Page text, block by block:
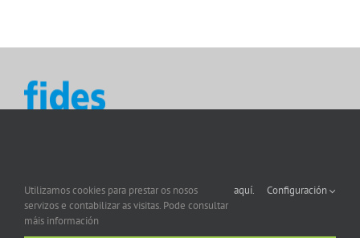
Utilizamos cookies para prestar os nosos
servizos e contabilizar as visitas. Pode consultar
máis información
aquí. Configuración